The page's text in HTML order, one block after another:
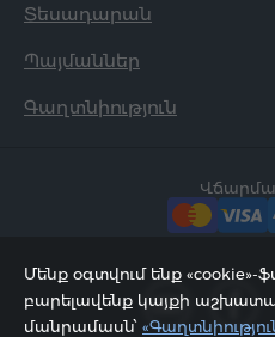
Տեսադարան
Պայմաններ
Գաղտնիություն
Մենք օգտվում ենք «cookie»-
բարելավենք կայքի
մանրամասն՝